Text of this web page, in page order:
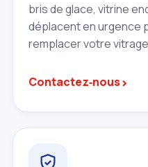
bris de glace, vitrine
déplacent en urgence
remplacer votre
Contactez‑nous›